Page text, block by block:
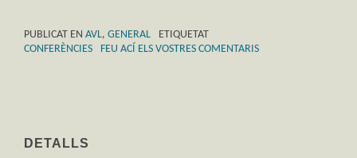
PUBLICAT EN AVL, GENERAL
ETIQUETAT
CONFERÈNCIES
FEU ACÍ ELS VOSTRES COMENTARIS
DETALLS